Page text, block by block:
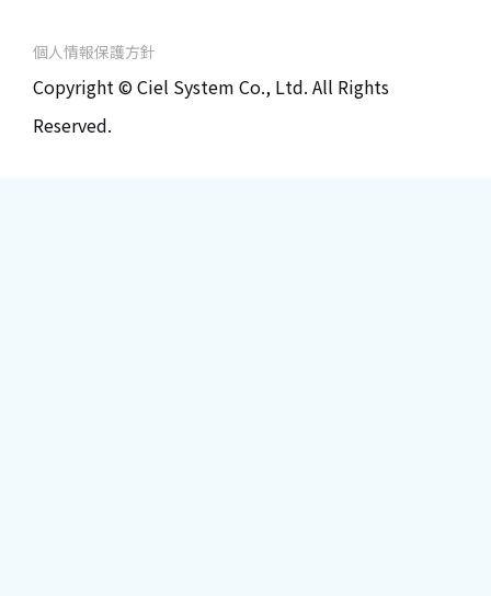
個人情報保護方針
Copyright © Ciel System Co., Ltd. All Rights
Reserved.